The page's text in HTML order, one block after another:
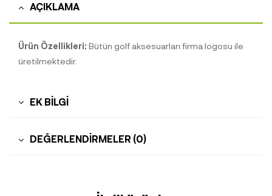
AÇIKLAMA
Ürün Özellikleri: Bütün golf aksesuarları firma logosu ile
üretilmektedir.
EK BILGI
DEĞERLENDIRMELER (0)